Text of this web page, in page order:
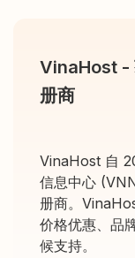
VinaHost -
册商
VinaHost 自
信息中心
册商。
价格优惠、品
候支持。